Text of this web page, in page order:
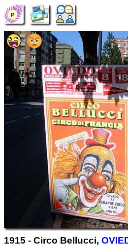
1915 - Circo Bellucci,